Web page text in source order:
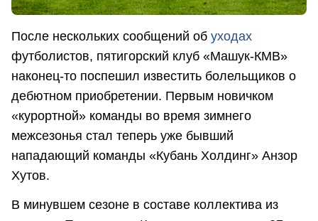
После нескольких сообщений об уходах
футболистов, пятигорский клуб «Машук-КМВ»
наконец-то поспешил известить болельщиков о
дебютном приобретении. Первым новичком
«курортной» команды во время зимнего
межсезонья стал теперь уже бывший
нападающий команды «Кубань Холдинг» Анзор
Хутов.
В минувшем сезоне в составе коллектива из